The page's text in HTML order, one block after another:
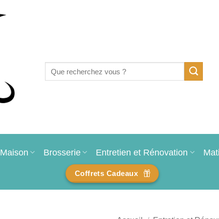
pour :
Maison Brosserie Entretien et Rénovation
Coffrets Cadeaux